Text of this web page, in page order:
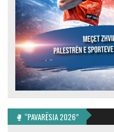
🥊 “PAVARËSIA 2026”